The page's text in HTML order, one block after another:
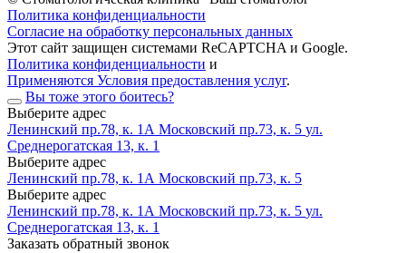
Политика конфиденциальности
Согласие на обработку персональных данных
Этот сайт защищен системами ReCAPTCHA и Google.
Политика конфиденциальности и
Применяются Условия предоставления услуг.
Вы тоже этого боитесь?
Выберите адрес
Ленинский пр.78, к. 1А Московский пр.73, к. 5 ул.
Среднерогатская 13, к. 1
Выберите адрес
Ленинский пр.78, к. 1А Московский пр.73, к. 5
Выберите адрес
Ленинский пр.78, к. 1А Московский пр.73, к. 5 ул.
Среднерогатская 13, к. 1
Заказать обратный звонок